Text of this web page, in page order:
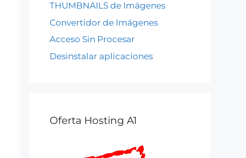
THUMBNAILS de Imágenes
Convertidor de Imágenes
Acceso Sin Procesar
Desinstalar aplicaciones
Oferta Hosting A1